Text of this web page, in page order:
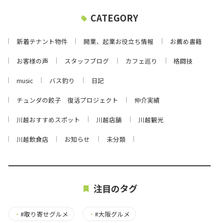
CATEGORY
新着テナント物件 開業、起業お役立ち情報 お薦め書籍
お客様の声 スタッフブログ カフェ巡り 格闘技
music バス釣り 日記
チュンダの餃子 復活プロジェクト 仲介実績
川越おすすめスポット 川越店舗 川越観光
川越飲食店 お知らせ 未分類
注目のタグ
・ #取り寄せグルメ ・#大阪グルメ